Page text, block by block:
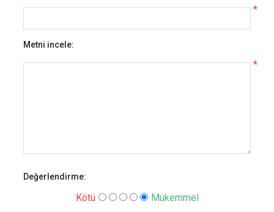
*
Metni incele:
*
Değerlendirme:
Kötü Mükemmel